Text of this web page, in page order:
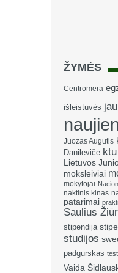
ŽYMĖS
Centromera
išleistuvės
Juozas Augutis
Danilevičė ktu
Lietuvos
moksleiviai
mokytojai
naktinis kinas
patarimai
Saulius
stipendija
studijos
padgurskas
Vaida